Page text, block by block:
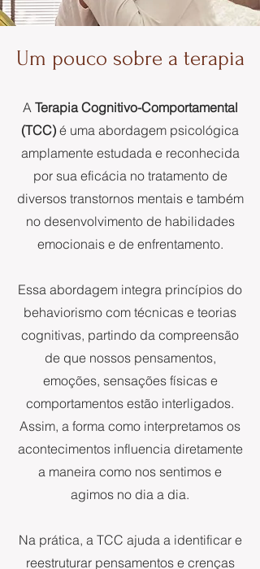
Um pouco sobre a terapia
ATerapia Cognitivo-Comportamental
(TCC) é uma abordagem psicológica
amplamente estudada e reconhecida
por sua eficácia no tratamento de
diversos transtornos mentais e também
no desenvolvimento de habilidades
emocionais e de enfrentamento.
Essa abordagem integra princípios do
behaviorismo com técnicas e teorias
cognitivas, partindo da compreensão
de que nossos pensamentos,
emoções, sensações físicas e
comportamentos estão interligados.
Assim, a forma como interpretamos os
acontecimentos influencia diretamente
a maneira como nos sentimos e
agimos no dia a dia.
Na prática, a TCC ajuda a identificar e
reestruturar pensamentos e crenças